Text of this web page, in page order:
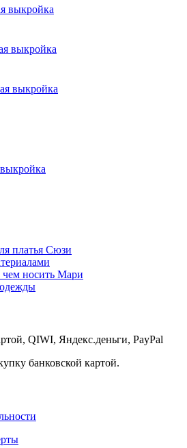
платья Сюзи
чем носить Мари
банковской картой.